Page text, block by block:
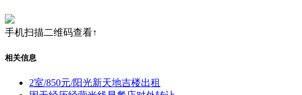
手机扫描二维码查看↑
相关信息
2室/850元/阳光新天地吉楼出租